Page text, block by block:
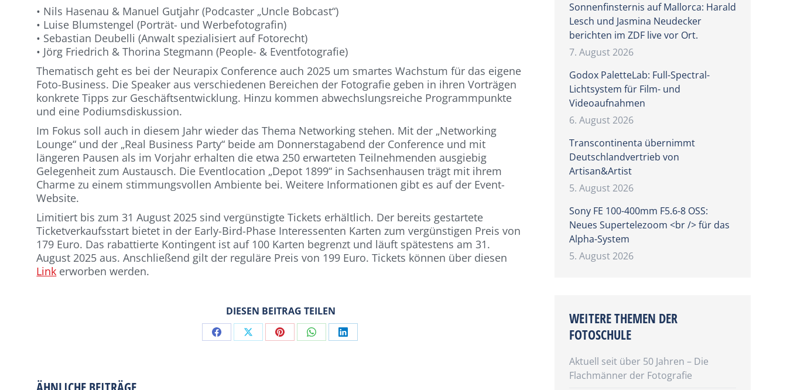
• Nils Hasenau & Manuel Gutjahr (Podcaster „Uncle Bobcast“)
• Luise Blumstengel (Porträt- und Werbefotografin)
• Sebastian Deubelli (Anwalt spezialisiert auf Fotorecht)
• Jörg Friedrich & Thorina Stegmann (People- & Eventfotografie)
Thematisch geht es bei der Neurapix Conference auch 2025 um smartes Wachstum für das eigene
Foto-Business. Die Speaker aus verschiedenen Bereichen der Fotografie geben in ihren Vorträgen
konkrete Tipps zur Geschäftsentwicklung. Hinzu kommen abwechslungsreiche Programmpunkte
und eine Podiumsdiskussion.
Im Fokus soll auch in diesem Jahr wieder das Thema Networking stehen. Mit der „Networking
Lounge“ und der „Real Business Party“ beide am Donnerstagabend der Conference und mit
längeren Pausen als im Vorjahr erhalten die etwa 250 erwarteten Teilnehmenden ausgiebig
Gelegenheit zum Austausch. Die Eventlocation „Depot 1899“ in Sachsenhausen trägt mit ihrem
Charme zu einem stimmungsvollen Ambiente bei. Weitere Informationen gibt es auf der Event-
Website.
Limitiert bis zum 31 August 2025 sind vergünstigte Tickets erhältlich. Der bereits gestartete
Ticketverkaufsstart bietet in der Early-Bird-Phase Interessenten Karten zum vergünstigen Preis von
179 Euro. Das rabattierte Kontingent ist auf 100 Karten begrenzt und läuft spätestens am 31.
August 2025 aus. Anschließend gilt der reguläre Preis von 199 Euro. Tickets können über diesen
Link erworben werden.
DIESEN BEITRAG TEILEN
Share Share Share Share Share
Sonnenfinsternis auf Mallorca: Harald
Lesch und Jasmina Neudecker
berichten im ZDF live vor Ort.
7. August 2026
Godox PaletteLab: Full-Spectral-
Lichtsystem für Film- und
Videoaufnahmen
6. August 2026
Transcontinenta übernimmt
Deutschlandvertrieb von
Artisan&Artist
5. August 2026
Sony FE 100-400mm F5.6-8 OSS:
Neues Supertelezoom <br /> für das
Alpha-System
5. August 2026
WEITERE THEMEN DER
FOTOSCHULE
Aktuell seit über 50 Jahren – Die
Flachmänner der Fotografie